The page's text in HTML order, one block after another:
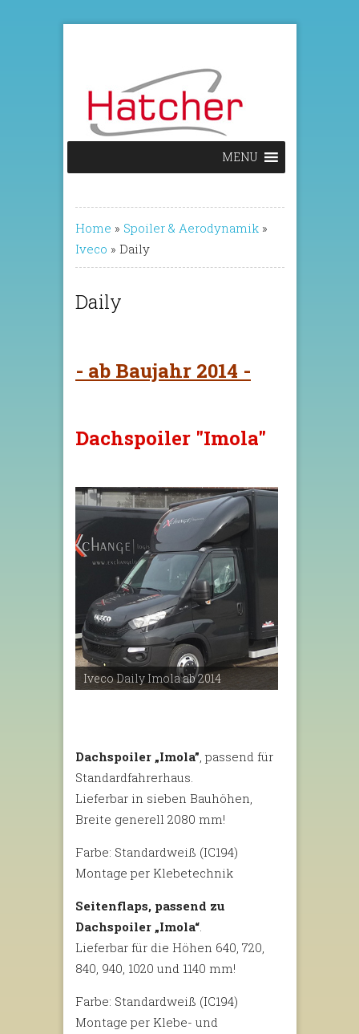
MENU
Home » Spoiler & Aerodynamik »
Iveco » Daily
Daily
- ab Baujahr 2014 -
Dachspoiler "Imola"
Iveco Daily Imola ab 2014
Dachspoiler „Imola”, passend für
Standardfahrerhaus.
Lieferbar in sieben Bauhöhen,
Breite generell 2080 mm!
Farbe: Standardweiß (IC194)
Montage per Klebetechnik
Seitenflaps, passend zu
Dachspoiler „Imola“.
Lieferbar für die Höhen 640, 720,
840, 940, 1020 und 1140 mm!
Farbe: Standardweiß (IC194)
Montage per Klebe- und